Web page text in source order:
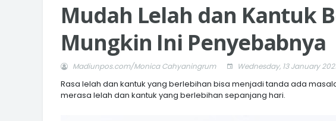
Mudah Lelah dan Kantuk
Mungkin Ini Penyebabnya
Madiunpos.com/Monica Cahyaningrum Wednesday, 13 January
Rasa lelah dan kantuk yang berlebihan bisa menjadi tanda ada
merasa lelah dan kantuk yang berlebihan sepanjang hari.